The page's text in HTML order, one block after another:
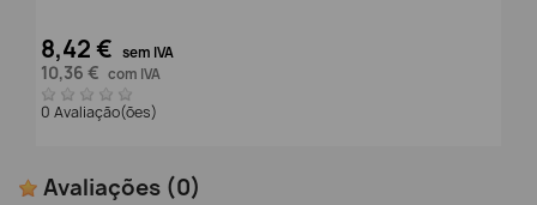
8,42 € sem IVA
10,36 € com IVA
0 Avaliação(ões)
Avaliações (0)